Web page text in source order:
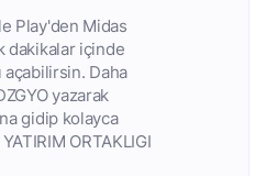
Play'den Midas
dakikalar içinde
açabilirsin. Daha
yazarak
gidip kolayca
ORTAKLIGI